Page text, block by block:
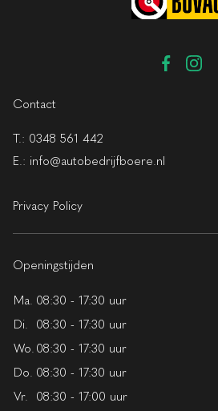
Contact
T.: 0348 561 442
E.: info@autobedrijfboere.nl
Privacy Policy
Openingstijden
Ma. 08:30 - 17:30 uur
Di.
08:30 - 17:30 uur
Wo. 08:30 - 17:30 uur
Do. 08:30 - 17:30 uur
Vr.
08:30 - 17:00 uur